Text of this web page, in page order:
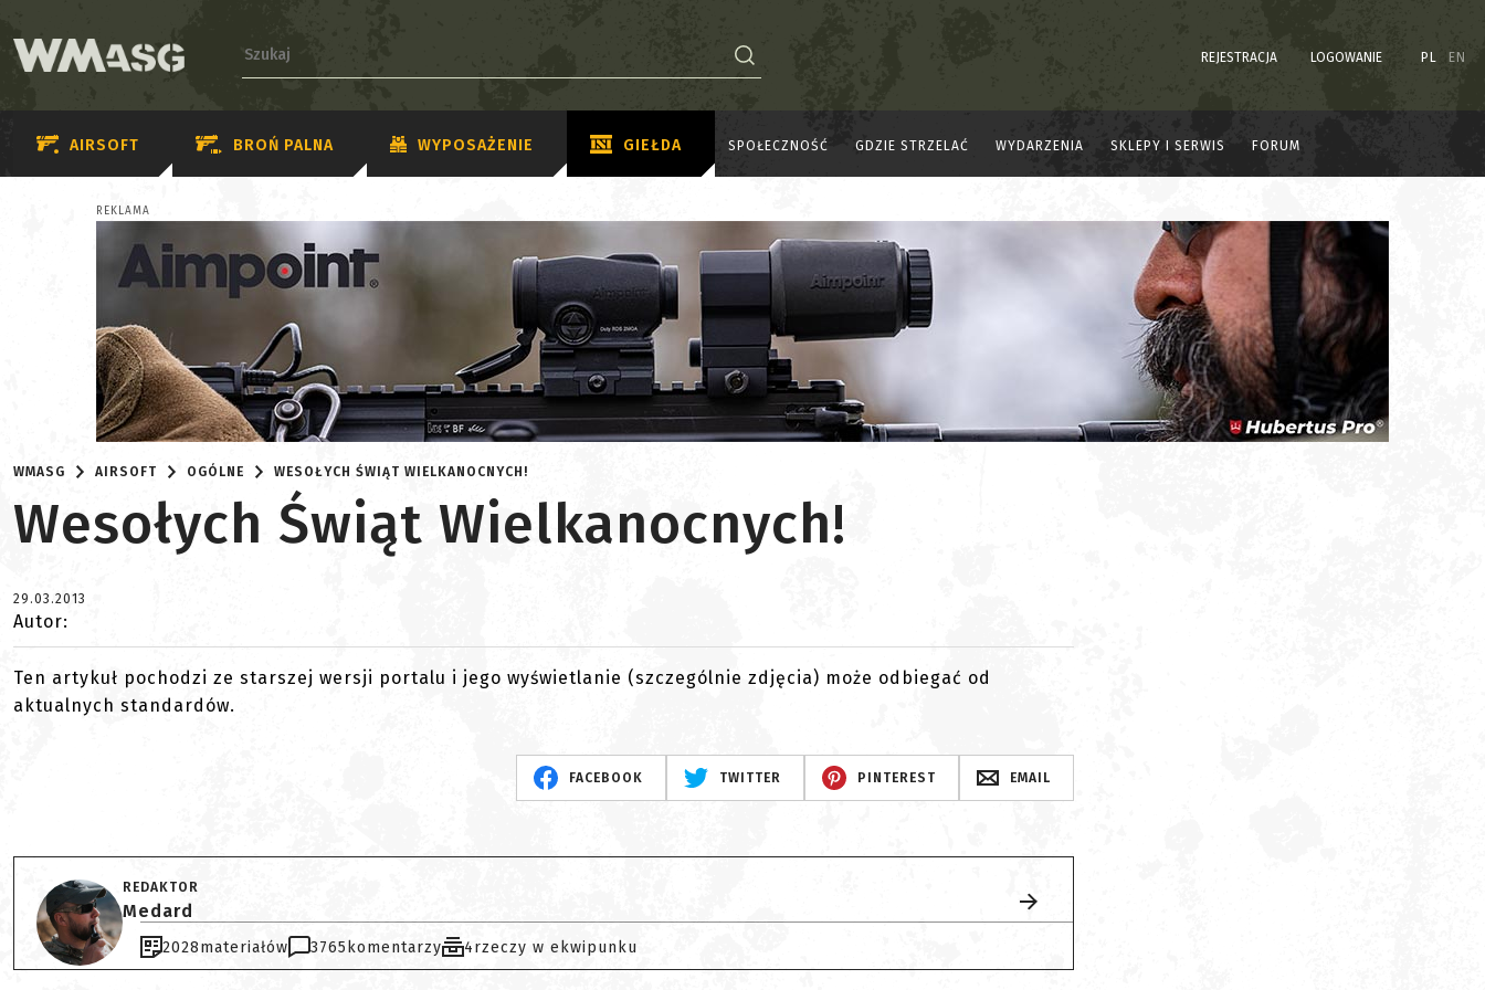
REJESTRACJA LOGOWANIE PL EN
AIRSOFT BROŃ PALNA WYPOSAŻENIE GIEŁDA SPOŁECZNOŚĆ GDZIE STRZELAĆ WYDARZENIA SKLEPY I SERWIS FORUM
REKLAMA
WMASG AIRSOFT OGÓLNE WESOŁYCH ŚWIĄT WIELKANOCNYCH!
Wesołych Świąt Wielkanocnych!
29.03.2013
Autor:
Ten artykuł pochodzi ze starszej wersji portalu i jego wyświetlanie (szczególnie zdjęcia) może odbiegać od
aktualnych standardów.
FACEBOOK TWITTER PINTEREST EMAIL
REDAKTOR
Medard
2028materiałów 3765 komentarzy 4rzeczy w ekwipunku